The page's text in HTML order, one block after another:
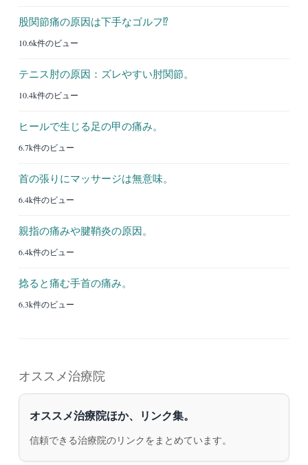
股関節痛の原因は下手なゴルフ⁉︎
10.6k件のビュー
テニス肘の原因：ズレやすい肘関節。
10.4k件のビュー
ヒールで生じる足の甲の痛み。
6.7k件のビュー
首の張りにマッサージは無意味。
6.4k件のビュー
親指の痛みや腱鞘炎の原因。
6.4k件のビュー
捻ると痛む手首の痛み。
6.3k件のビュー
オススメ治療院
オススメ治療院ほか、リンク集。
信頼できる治療院のリンクをまとめています。